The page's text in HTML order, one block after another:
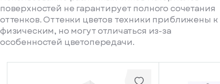
поверхностей не гарантирует полного сочетания
оттенков. Оттенки цветов техники приближены к
физическим, но могут отличаться из-за
особенностей цветопередачи.